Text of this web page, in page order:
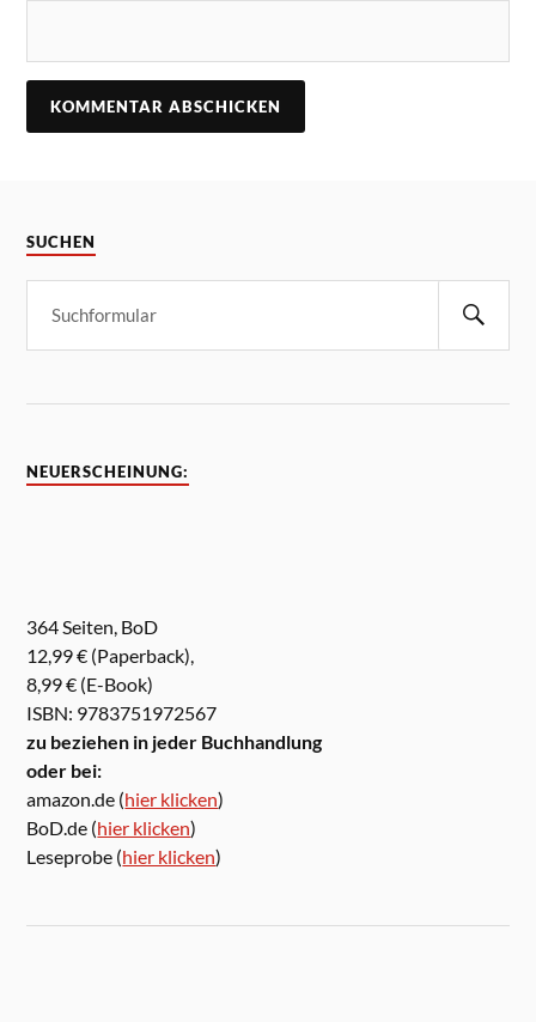
SUCHEN
NEUERSCHEINUNG:
364 Seiten, BoD
12,99 € (Paperback),
8,99 € (E-Book)
ISBN: 9783751972567
zu beziehen in jeder Buchhandlung
oder bei:
amazon.de (hier klicken)
BoD.de (hier klicken)
Leseprobe (hier klicken)